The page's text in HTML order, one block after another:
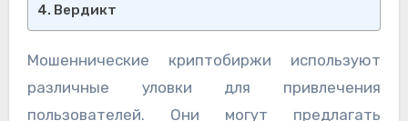
Вердикт
Мошеннические криптобиржи используют
различные уловки для привлечения
пользователей. Они могут предлагать